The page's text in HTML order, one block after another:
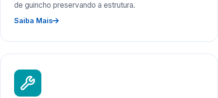
de guincho preservando a estrutura.
Saiba Mais